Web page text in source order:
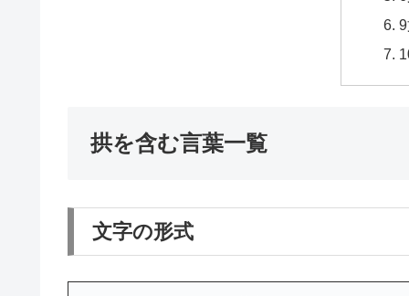
拱を含む言葉一覧
文字の形式